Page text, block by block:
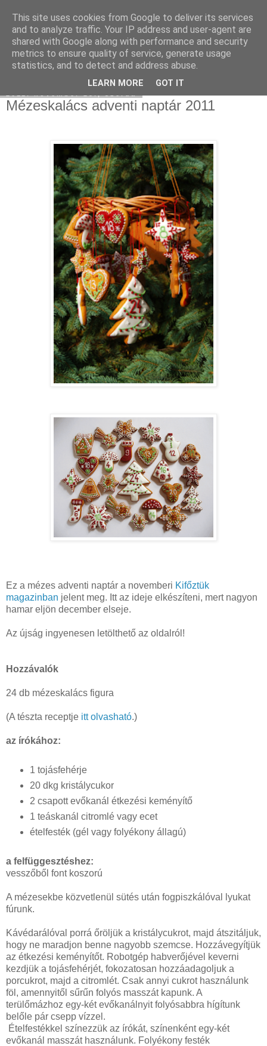
Moha Konyha
Mézeskalács adventi naptár 2011
Ez a mézes adventi naptár a novemberi Kifőztük
magazinban jelent meg. Itt az ideje elkészíteni, mert nagyon
hamar eljön december elseje.
Az újság ingyenesen letölthető az oldalról!
Hozzávalók
24 db mézeskalács figura
(A tészta receptje itt olvasható.)
az írókához:
1 tojásfehérje
20 dkg kristálycukor
2 csapott evőkanál étkezési keményítő
1 teáskanál citromlé vagy ecet
ételfesték (gél vagy folyékony állagú)
a felfüggesztéshez:
vesszőből font koszorú
A mézesekbe közvetlenül sütés után fogpiszkálóval lyukat
fúrunk.
Kávédarálóval porrá őröljük a kristálycukrot, majd átszitáljuk,
hogy ne maradjon benne nagyobb szemcse. Hozzávegyítjük
az étkezési keményítőt. Robotgép habverőjével keverni
kezdjük a tojásfehérjét, fokozatosan hozzáadagoljuk a
porcukrot, majd a citromlét. Csak annyi cukrot használunk
föl, amennyitől sűrűn folyós masszát kapunk. A
terülőmázhoz egy-két evőkanálnyit folyósabbra hígítunk
belőle pár csepp vízzel.
Ételfestékkel színezzük az írókát, színenként egy-két
evőkanál masszát használunk. Folyékony festék
This site uses cookies from Google to deliver its services
and to analyze traffic. Your IP address and user-agent are
shared with Google along with performance and security
metrics to ensure quality of service, generate usage
statistics, and to detect and address abuse.
LEARN MORE GOT IT